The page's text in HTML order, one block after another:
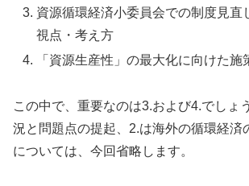
資源循環経済小委員会での制度見直
視点・考え方
「資源生産性」の最大化に向けた施
この中で、重要なのは3.および4.でしょ
況と問題点の提起、2.は海外の循環経済
については、今回省略します。